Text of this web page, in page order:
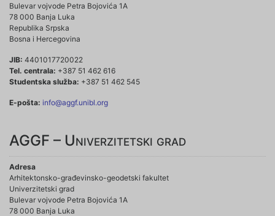
Bulevar vojvode Petra Bojovića 1A
78 000 Banja Luka
Republika Srpska
Bosna i Hercegovina
JIB: 4401017720022
Tel. centrala: +387 51 462 616
Studentska služba: +387 51 462 545
E-pošta: info@aggf.unibl.org
AGGF – Univerzitetski grad
Adresa
Arhitektonsko-građevinsko-geodetski fakultet
Univerzitetski grad
Bulevar vojvode Petra Bojovića 1A
78 000 Banja Luka